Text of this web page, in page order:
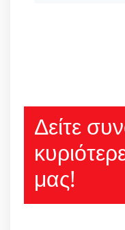
Δείτε
μας!